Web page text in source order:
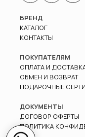
БРЕНД
КАТАЛОГ
КОНТАКТЫ
ПОКУПАТЕЛЯМ
ОПЛАТА И
ОБМЕН И ВОЗВРАТ
ПОДАРОЧНЫЕ
ДОКУМЕНТЫ
ДОГОВОР ОФЕРТЫ
ПОЛИТИКА